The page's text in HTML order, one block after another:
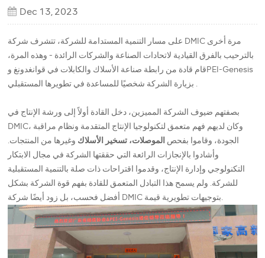
Dec 13, 2023
على مسار التنمية المستدامة للشركة، تتشرف شركة DMIC مرة أخرى
بالترحيب بالفرق القيادية لاتحادات الصناعة والشركات الرائدة - وهذه المرة،
قام قادة من رابطة صناعة الأسلاك والكابلات في قوانغدونغ وPEI-Genesis
بزيارة الشركة شخصيًا للمساعدة في تطويرها المستقبلي .
بصفتهم ضيوف الشركة المميزين، دخل القادة أولاً إلى ورشة الإنتاج في
DMIC، وكان لديهم فهم متعمق لتكنولوجيا الإنتاج المتقدمة ونظام مراقبة
الجودة، وقاموا بفحص الموصلات، تسخير الأسلاك وغيرها من المنتجات.
وأشادوا بالإنجازات الرائعة التي حققتها الشركة في مجال الابتكار
التكنولوجي وإدارة الإنتاج، وقدموا اقتراحات ذات صلة بالتنمية المستقبلية
للشركة. ولم يسمح هذا التبادل المتعمق للقادة بفهم قوة الشركة بشكل
أفضل فحسب، بل زود أيضًا شركة DMIC بتوجيهات تطويرية قيمة.